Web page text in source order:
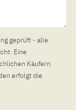
geprüft - alle
Eine
Käufern
erfolgt die